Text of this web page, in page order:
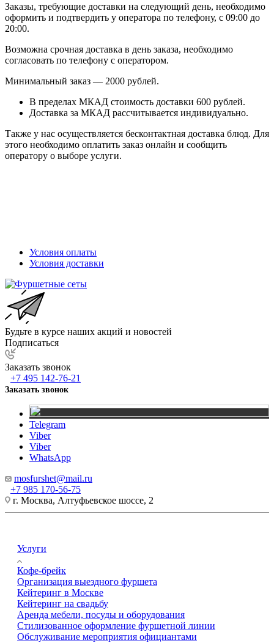
Заказы, требующие доставки на следующий день, необходимо
оформить и подтвердить у оператора по телефону, c 09:00 до
20:00.
Возможна срочная доставка в день заказа, необходимо
согласовать по телефону с оператором.
Минимальный заказ — 2000 рублей.
В пределах МКАД стоимость доставки 600 рублей.
Доставка за МКАД рассчитывается индивидуально.
Также у нас осуществляется бесконтактная доставка блюд. Для
этого необходимо оплатить заказ онлайн и сообщить
оператору о выборе услуги.
Условия оплаты
Условия доставки
Будьте в курсе наших акций и новостей
Подписаться
Заказать звонок
+7 495 142-76-21
Заказать звонок
+7 985 170-56-75
mosfurshet@mail.ru
г. Москва, Алтуфьевское шоссе, 2
Telegram
Viber
Viber
WhatsApp
Услуги
Кофе-брейк
Организация выездного фуршета
Кейтеринг в Москве
Кейтеринг на свадьбу
Аренда мебели, посуды и оборудования
Стилизованное оформление фуршетной линии
Обслуживание мероприятия официантами